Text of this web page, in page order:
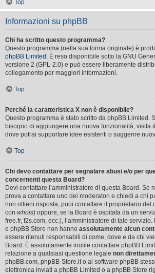
Top
Informazioni su phpBB
Chi ha scritto questo programma?
Questo programma (nella sua forma originale) è
phpBB Limited . È reso disponibile sotto la GNU
versione 2 (GPL-2.0) e può essere liberamente
collegamento per maggiori informazioni.
Top
Perché la caratteristica X non è disponibile?
Questo programma è stato scritto da phpBB Limited.
bisogno di aggiungere una nuova funzionalità, visita il
dove potrai supportare idee esistenti o suggerire
Top
Chi devo contattare per segnalare abusi e/o per
concernenti questa Board?
Devi contattare l’amministratore di questa Board. Se
prova a contattare uno dei moderatori e chiedi a chi
non ottieni risposta, puoi contattare il proprietario del
con whois) oppure, se la Board è ospitata da un
free.fr, f2s.com, ecc.), l’amministratore di tale
e phpBB Store non hanno assolutamente alcun
essere ritenuti responsabili di come, dove e da chi
Board. È assolutamente inutile contattare phpBB
relazione a qualsiasi questione legale non
phpBB.com, phpBB-Store.it o al software phpBB
elettronica inviati a phpBB Limited o a phpBB Store